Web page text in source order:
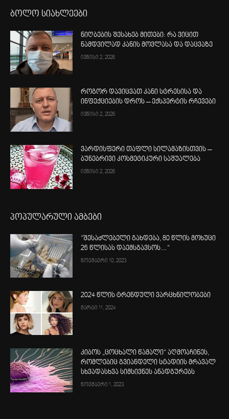
ბოლო სიახლეები
ნიღბების შესახებ მითები: რა ვიცით
ნამდვილად კანის მოვლასა და დაცვაზე
ივნისი 2, 2026
როგორ დავიცვათ კანი სტრესისა და
ინფექციების დროს – ექსპერტის რჩევები
ივნისი 2, 2026
ვარდისფერი თაფლი სილამაზისთვის –
ბუნებრივი კოსმეტიკური საშუალება
ივნისი 2, 2026
პოპულარული ამბები
“შესაძლებელი გახდება, 80 წლის მოხუცი
26 წლისას დაემსგავსოს…“
ნოემბერი 10, 2023
2024 წლის ტრენდული ვარცხნილობები
მარტი 11, 2024
კიბოს „ცოცხალი წამალი“ აღმოაჩინეს,
რომლებიც გვიანდელი სტადიის მრავალ
სხვადასხვა სიმსივნეს ანადგურებს
ნოემბერი 1, 2023